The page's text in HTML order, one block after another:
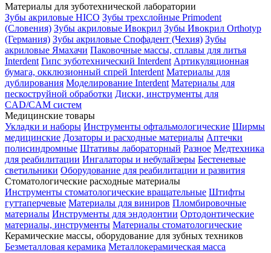
Материалы для зуботехнической лаборатории
Зубы акриловые HICO Зубы трехслойные Primodent
(Словения) Зубы акриловые Ивокрил Зубы Ивокрил Orthotyp
(Германия) Зубы акриловые Спофадент (Чехия) Зубы
акриловые Ямахачи Паковочные массы, сплавы для литья
Interdent Гипс зуботехнический Interdent Артикуляционная
бумага, окклюзионный спрей Interdent Материалы для
дублирования Моделирование Interdent Материалы для
пескоструйной обработки Диски, инструменты для
CAD/CAM систем
Медицинские товары
Укладки и наборы Инструменты офтальмологические Ширмы
медицинские Дозаторы и расходные материалы Аптечки
полисиндромные Штативы лабораторный Разное Медтехника
для реабилитации Ингалаторы и небулайзеры Бестеневые
светильники Оборудование для реабилитации и развития
Стоматологические расходные материалы
Инструменты стоматологические вращательные Штифты
гуттаперчевые Материалы для виниров Пломбировочные
материалы Инструменты для эндодонтии Ортодонтические
материалы, инструменты Материалы стоматологические
Керамические массы, оборудование для зубных техников
Безметалловая керамика Металлокерамическая масса